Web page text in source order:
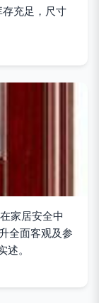
充足，尺寸
家居安全中
全面客观及参
。